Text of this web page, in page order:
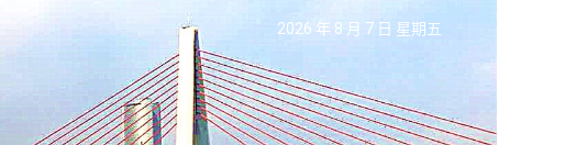
2026 年 8 月 7 日 星期五